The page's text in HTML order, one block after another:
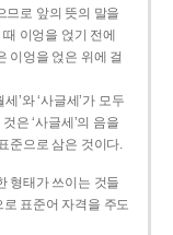
므로 앞의 뜻의 말을
때 이엉을 얹기 전에
이엉을 얹은 위에 걸
’와 ‘사글세’가 모두
은 ‘사글세’의 음을
준으로 삼은 것이다.
형태가 쓰이는 것들
표준어 자격을 주도